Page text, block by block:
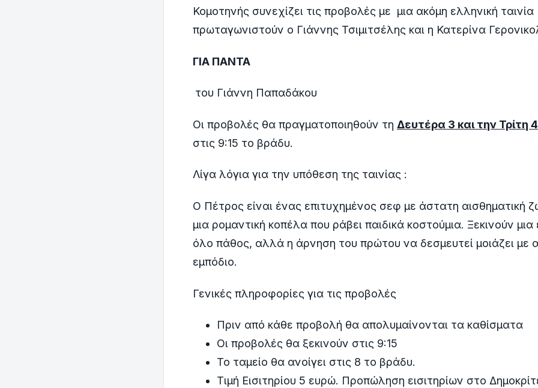
Κομοτηνής συνεχίζει τις προβολές με μια ακόμη ελληνική
πρωταγωνιστούν ο Γιάννης Τσιμιτσέλης και η Κατερίνα
ΓΙΑ ΠΑΝΤΑ
του Γιάννη Παπαδάκου
Οι προβολές θα πραγματοποιηθούν τη Δευτέρα 3 και την Τρίτη
στις 9:15 το βράδυ.
Λίγα λόγια για την υπόθεση της ταινίας :
Ο Πέτρος είναι ένας επιτυχημένος σεφ με άστατη αισθηματική
μια ρομαντική κοπέλα που ράβει παιδικά κοστούμια. Ξεκινούν
όλο πάθος, αλλά η άρνηση του πρώτου να δεσμευτεί μοιάζει με
εμπόδιο.
Γενικές πληροφορίες για τις προβολές
Πριν από κάθε προβολή θα απολυμαίνονται τα καθίσματα
Οι προβολές θα ξεκινούν στις 9:15
Το ταμείο θα ανοίγει στις 8 το βράδυ.
Τιμή Εισιτηρίου 5 ευρώ. Προπώληση εισιτηρίων στο